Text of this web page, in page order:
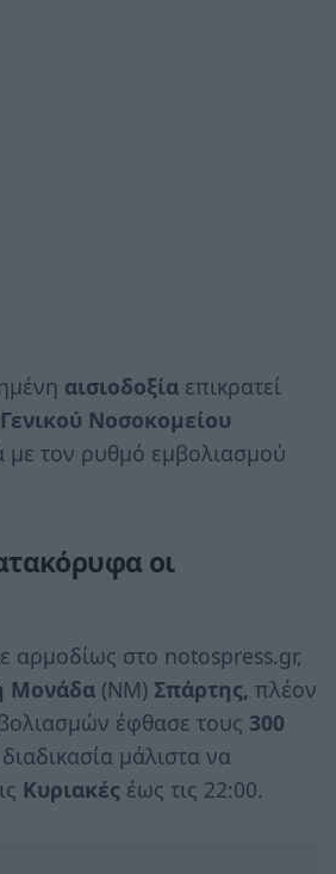
αισιοδοξία επικρατεί
Γενικού Νοσοκομείου
με τον ρυθμό εμβολιασμού
οι
στο notospress.gr,
Μονάδα (ΝΜ) Σπάρτης, πλέον
έφθασε τους 300
μάλιστα να
Κυριακές έως τις 22:00.